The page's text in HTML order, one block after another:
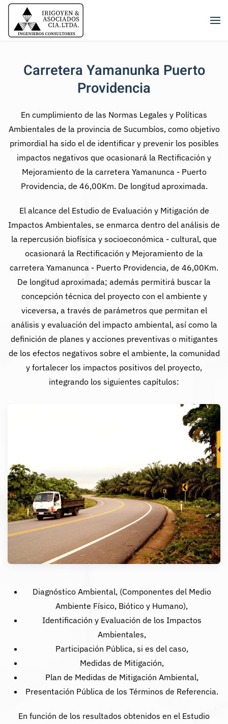
Skip to main content
Carretera Yamanunka Puerto
Providencia
En cumplimiento de las Normas Legales y Políticas
Ambientales de la provincia de Sucumbíos, como objetivo
primordial ha sido el de identificar y prevenir los posibles
impactos negativos que ocasionará la Rectificación y
Mejoramiento de la carretera Yamanunca - Puerto
Providencia, de 46,00Km. De longitud aproximada.
El alcance del Estudio de Evaluación y Mitigación de
Impactos Ambientales, se enmarca dentro del análisis de
la repercusión biofísica y socioeconómica - cultural, que
ocasionará la Rectificación y Mejoramiento de la
carretera Yamanunca - Puerto Providencia, de 46,00Km.
De longitud aproximada; además permitirá buscar la
concepción técnica del proyecto con el ambiente y
viceversa, a través de parámetros que permitan el
análisis y evaluación del impacto ambiental, así como la
definición de planes y acciones preventivas o mitigantes
de los efectos negativos sobre el ambiente, la comunidad
y fortalecer los impactos positivos del proyecto,
integrando los siguientes capítulos:
Diagnóstico Ambiental, (Componentes del Medio
Ambiente Físico, Biótico y Humano),
Identificación y Evaluación de los Impactos
Ambientales,
Participación Pública, si es del caso,
Medidas de Mitigación,
Plan de Medidas de Mitigación Ambiental,
Presentación Pública de los Términos de Referencia.
En función de los resultados obtenidos en el Estudio